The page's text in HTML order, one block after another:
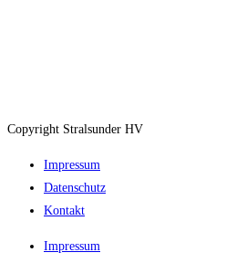
Copyright Stralsunder HV
Impressum
Datenschutz
Kontakt
Impressum